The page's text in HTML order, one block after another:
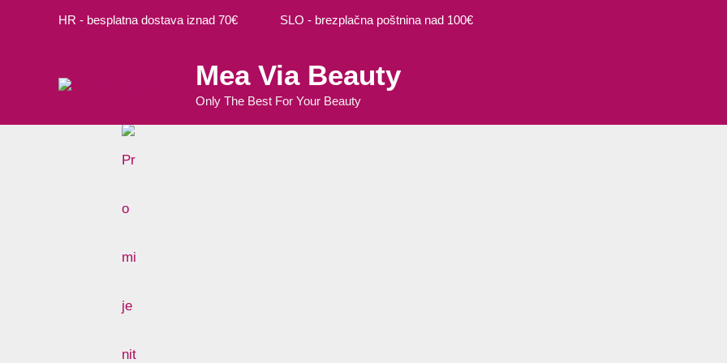
HR - besplatna dostava iznad 70€ SLO - brezplačna poštnina nad 100€
Mea Via Beauty
Only The Best For Your Beauty
1,05 €.
0,84 €.
1,29 €.
0,39 €.